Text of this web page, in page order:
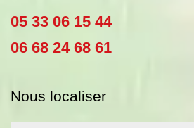
05 33 06 15 44
06 68 24 68 61
Nous localiser